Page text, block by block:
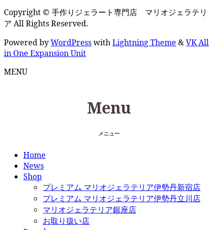
Copyright © 手作りジェラート専門店 マリオジェラテリ
ア All Rights Reserved.
Powered byWordPresswithLightning Theme &VK All
in One Expansion Unit
MENU
Menu
メニュー
Home
News
Shop
プレミアム マリオジェラテリア伊勢丹新宿店
プレミアム マリオジェラテリア伊勢丹立川店
マリオジェラテリア銀座店
お取り扱い店